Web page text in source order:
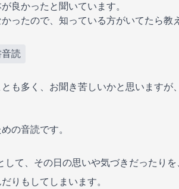
良かったと聞いています。
ったので、知っている方がいてたら教
読
も多く、お聞き苦しいかと思いますが
の音読です。
して、その日の思いや気づきだったり
りもしてしまいます。